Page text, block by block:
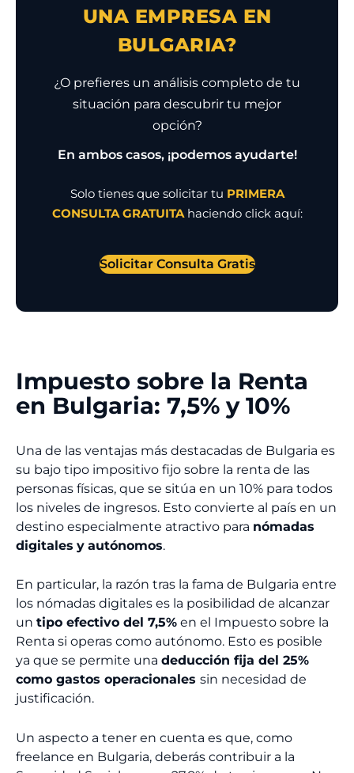
UNA EMPRESA EN
BULGARIA?
¿O prefieres un análisis completo de tu
situación para descubrir tu mejor
opción?
En ambos casos, ¡podemos ayudarte!
Solo tienes que solicitar tu PRIMERA
CONSULTA GRATUITAhaciendo click aquí:
Solicitar Consulta Gratis
Impuesto sobre la Renta
en Bulgaria: 7,5% y 10%
Una de las ventajas más destacadas de Bulgaria es
su bajo tipo impositivo fijo sobre la renta de las
personas físicas, que se sitúa en un 10% para todos
los niveles de ingresos. Esto convierte al país en un
destino especialmente atractivo para nómadas
digitales y autónomos.
En particular, la razón tras la fama de Bulgaria entre
los nómadas digitales es la posibilidad de alcanzar
un tipo efectivo del 7,5% en el Impuesto sobre la
Renta si operas como autónomo. Esto es posible
ya que se permite una deducción fija del 25%
como gastos operacionales sin necesidad de
justificación.
Un aspecto a tener en cuenta es que, como
freelance en Bulgaria, deberás contribuir a la